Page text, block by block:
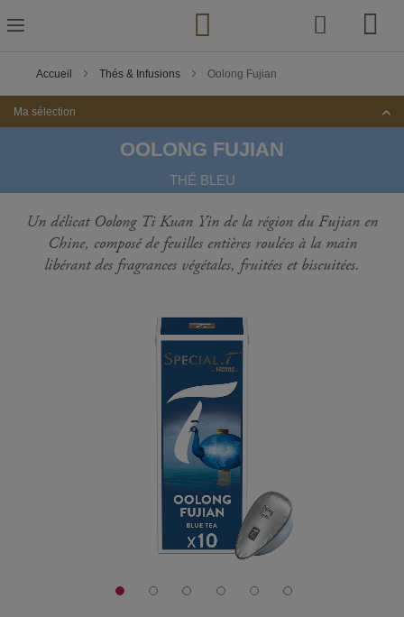
to
Content
Accueil Thés & Infusions Oolong Fujian
Ma sélection
OOLONG FUJIAN
THÉ BLEU
Un délicat Oolong Ti Kuan Yin de la région du Fujian en
Chine, composé de feuilles entières roulées à la main
libérant des fragrances végétales, fruitées et biscuitées.